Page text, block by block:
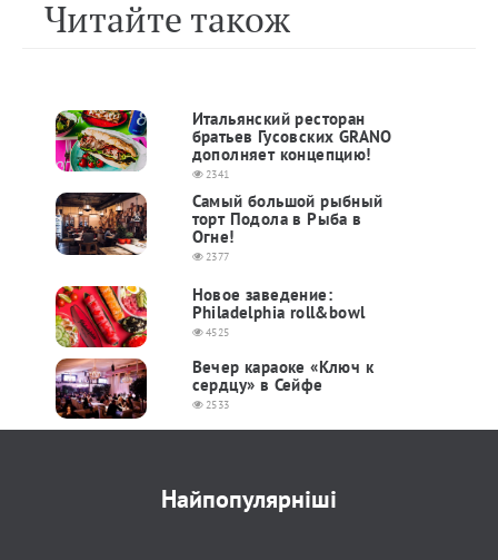
Читайте також
Итальянский ресторан
братьев Гусовских GRANO
дополняет концепцию!
2341
Самый большой рыбный
торт Подола в Рыба в
Огне!
2377
Новое заведение:
Philadelphia roll&bowl
4525
Вечер караоке «Ключ к
сердцу» в Сейфе
2533
Найпопулярніші